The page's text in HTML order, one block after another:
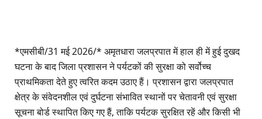
*एमसीबी/31 मई 2026/* अमृतधारा जलप्रपात में हाल ही में हुई दुखद
घटना के बाद जिला प्रशासन ने पर्यटकों की सुरक्षा को सर्वोच्च
प्राथमिकता देते हुए त्वरित कदम उठाए हैं। प्रशासन द्वारा जलप्रपात
क्षेत्र के संवेदनशील एवं दुर्घटना संभावित स्थानों पर चेतावनी एवं सुरक्षा
सूचना बोर्ड स्थापित किए गए हैं, ताकि पर्यटक सुरक्षित रहें और किसी भी